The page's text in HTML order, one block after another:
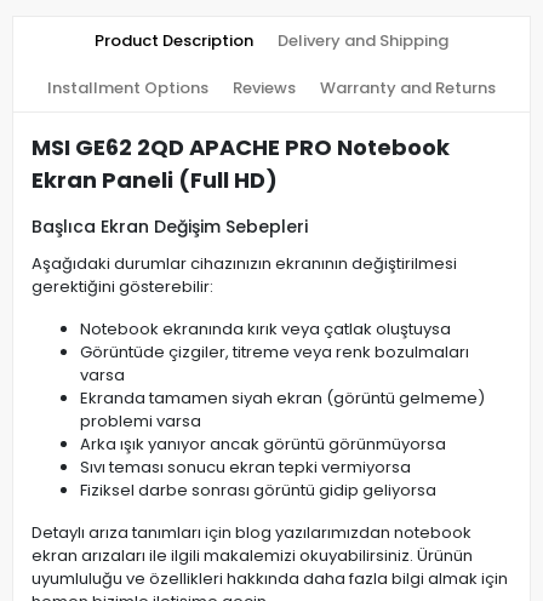
Product Description Delivery and Shipping
Installment Options Reviews Warranty and Returns
MSI GE62 2QD APACHE PRO Notebook
Ekran Paneli (Full HD)
Başlıca Ekran Değişim Sebepleri
Aşağıdaki durumlar cihazınızın ekranının değiştirilmesi
gerektiğini gösterebilir:
Notebook ekranında kırık veya çatlak oluştuysa
Görüntüde çizgiler, titreme veya renk bozulmaları
varsa
Ekranda tamamen siyah ekran (görüntü gelmeme)
problemi varsa
Arka ışık yanıyor ancak görüntü görünmüyorsa
Sıvı teması sonucu ekran tepki vermiyorsa
Fiziksel darbe sonrası görüntü gidip geliyorsa
Detaylı arıza tanımları için blog yazılarımızdan notebook
ekran arızaları ile ilgili makalemizi okuyabilirsiniz. Ürünün
uyumluluğu ve özellikleri hakkında daha fazla bilgi almak için